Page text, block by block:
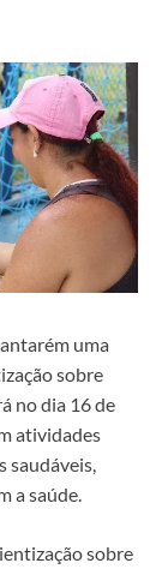
uma
sobre
no dia 16 de
atividades
saudáveis,
a saúde.
sobre